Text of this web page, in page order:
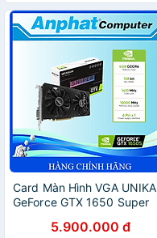
Card Màn Hình VGA UNIKA
GeForce GTX 1650 Super
Chính Hãng5.900.000 đ